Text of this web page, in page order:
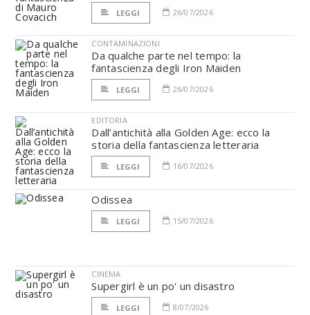
LEGGI 26/07/2026
CONTAMINAZIONI
Da qualche parte nel tempo: la
fantascienza degli Iron Maiden
LEGGI 26/07/2026
EDITORIA
Dall’antichità alla Golden Age: ecco la
storia della fantascienza letteraria
LEGGI 16/07/2026
Odissea
LEGGI 15/07/2026
CINEMA
Supergirl è un po' un disastro
LEGGI 8/07/2026